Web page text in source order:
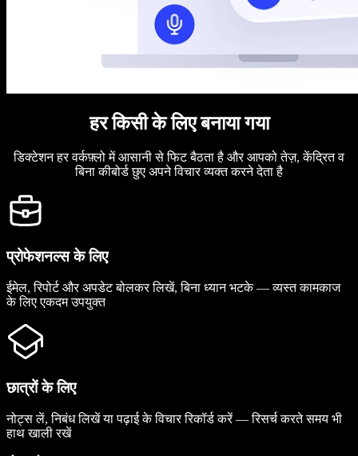
हर किसी के लिए बनाया गया
डिक्टेशन हर वर्कफ़्लो में आसानी से फिट बैठता है और आपको तेज़, केंद्रित व
बिना कीबोर्ड छुए अपने विचार व्यक्त करने देता है
प्रोफेशनल्स के लिए
ईमेल, रिपोर्ट और अपडेट बोलकर लिखें, बिना ध्यान भटके — व्यस्त कामकाज
के लिए एकदम उपयुक्त
छात्रों के लिए
नोट्स लें, निबंध लिखें या पढ़ाई के विचार रिकॉर्ड करें — रिसर्च करते समय भी
हाथ खाली रखें